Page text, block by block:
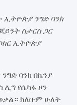
ንግድ ባንክ
ስታርስ ጋር
ኢትዮጵያ
ባንክ በኬንያ
የሴካፋ ዞን
ክለቡም ሁለት